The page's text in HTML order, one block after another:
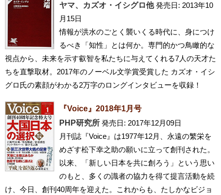
ヤマ、カズオ・イシグロ他 発売日: 2013年10
月15日
情報が洪水のごとく襲いくる時代に、身につけ
るべき「知性」とは何か。専門的かつ鳥瞰的な
視点から、未来を示す叡智を私たちに与えてくれる7人の天才た
ちを直撃取材。2017年のノーベル文学賞受賞した カズオ・イシ
グロ氏の素顔がわかる2万字のロングインタビューを収録！
『Voice』2018年1月号
PHP研究所 発売日: 2017年12月09日
月刊誌『Voice』は1977年12月、永遠の繁栄を
めざす松下幸之助の願いに立って創刊された。
以来、「新しい日本を共に創ろう」という思い
のもと、多くの識者の協力を得て提言活動を続
け、今日、創刊40周年を迎えた。これからも、たしかなビジョ